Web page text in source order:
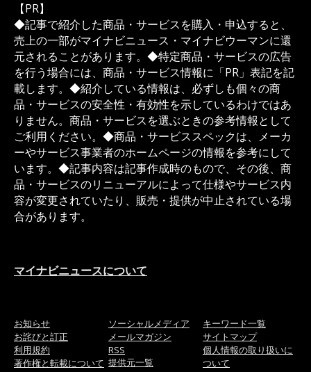
【PR】
◆記事で紹介した商品・サービスを購入・申込すると、
売上の一部がマイナビニュース・マイナビウーマンに還
元されることがあります。◆特定商品・サービスの広告
を行う場合には、商品・サービス情報に「PR」表記を記
載します。◆紹介している情報は、必ずしも個々の商
品・サービスの安全性・有効性を示しているわけではあ
りません。商品・サービスを選ぶときの参考情報として
ご利用ください。◆商品・サービススペックは、メーカ
ーやサービス事業者のホームページの情報を参考にして
います。◆記事内容は記事作成時のもので、その後、商
品・サービスのリニューアルによって仕様やサービス内
容が変更されていたり、販売・提供が中止されている場
合があります。
マイナビニュースについて
お知らせ
お詫びと訂正
利用規約
著作権と転載について
ソーシャルメディア
メールマガジン
RSS
提供元一覧
キーワード一覧
サイトマップ
個人情報の取り扱いに
ついて